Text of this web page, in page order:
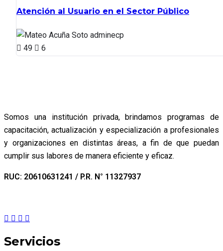
Atención al Usuario en el Sector Público
adminecp
49
6
Somos una institución privada, brindamos programas de
capacitación, actualización y especialización a profesionales
y organizaciones en distintas áreas, a fin de que puedan
cumplir sus labores de manera eficiente y eficaz.
RUC: 20610631241 / P.R. N° 11327937
Servicios